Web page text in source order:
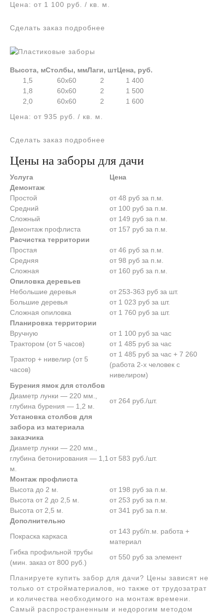
Цена: от 1 100 руб. / кв. м.
Сделать заказ подробнее
Высота, мСтолбы, ммЛаги, штЦена, руб.
1,5
60х60 2
1 400
1,8
60х60 2
1 500
2,0
60х60 2
1 600
Цена: от 935 руб. / кв. м.
Сделать заказ подробнее
Цены на заборы для дачи
Услуга
Цена
Демонтаж
Простой
от 48 руб за п.м.
Средний
от 100 руб за п.м.
Сложный
от 149 руб за п.м.
Демонтаж профлиста
от 157 руб за п.м.
Расчистка территории
Простая
от 46 руб за п.м.
Средняя
от 98 руб за п.м.
Сложная
от 160 руб за п.м.
Опиловка деревьев
Небольшие деревья
от 253-363 руб за шт.
Большие деревья
от 1 023 руб за шт.
Сложная опиловка
от 1 760 руб за шт.
Планировка территории
Вручную
от 1 100 руб за час
Трактором (от 5 часов)
от 1 485 руб за час
Трактор + нивелир (от 5
часов)
от 1 485 руб за час + 7 260
(работа 2-х человек с
нивелиром)
Бурения ямок для столбов
Диаметр лунки — 220 мм.,
глубина бурения — 1,2 м.
от 264 руб./шт.
Установка столбов для
забора из материала
заказчика
Диаметр лунки — 220 мм.,
глубина бетонирования — 1,1
м.
от 583 руб./шт.
Монтаж профлиста
Высота до 2 м.
от 198 руб за п.м.
Высота от 2 до 2,5 м.
от 253 руб за п.м.
Высота от 2,5 м.
от 341 руб за п.м.
Дополнительно
Покраска каркаса
от 143 руб/п.м. работа +
материал
Гибка профильной трубы
(мин. заказ от 800 руб.)
от 550 руб за элемент
Планируете купить забор для дачи? Цены зависят не
только от стройматериалов, но также от трудозатрат
и количества необходимого на монтаж времени.
Самый распространенным и недорогим методом